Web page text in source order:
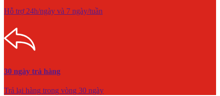
Hỗ trợ 24h/ngày và 7 ngày/tuần
30 ngày trả hàng
Trả lại hàng trong vòng 30 ngày